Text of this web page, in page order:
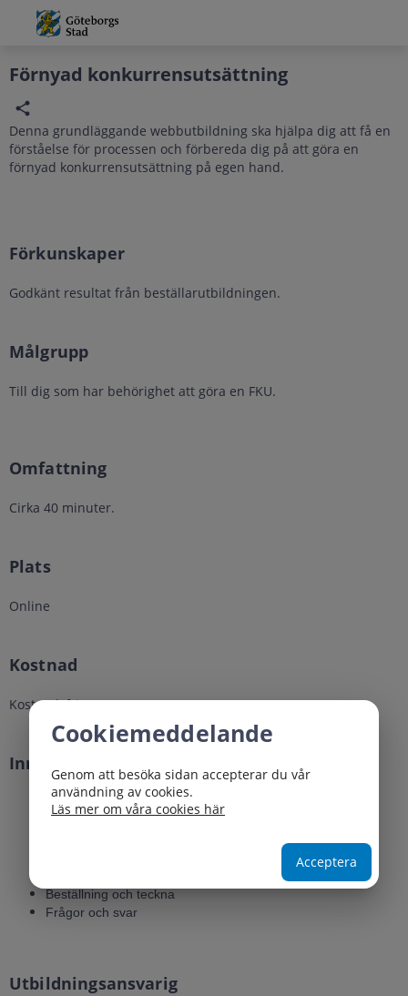
Grade
Portal
Förnyad konkurrensutsättning
Denna grundläggande webbutbildning ska hjälpa dig att få en
förståelse för processen och förbereda dig på att göra en
förnyad konkurrensutsättning på egen hand.
Förkunskaper
Godkänt resultat från beställarutbildningen.
Målgrupp
Till dig som har behörighet att göra en FKU.
Omfattning
Cirka 40 minuter.
Plats
Online
Kostnad
Kostnadsfri
Innehåll
Vad är en FKU?
Beställning och teckna
Frågor och svar
Utbildningsansvarig
Cookiemeddelande
Genom att besöka sidan accepterar du vår
användning av cookies.
Läs mer om våra cookies här
Acceptera